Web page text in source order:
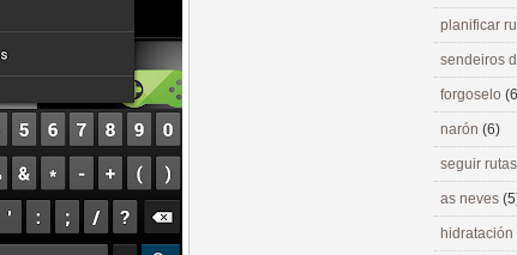
planificar
sendeiros
forgoselo
narón (6)
seguir
as neves
hidratación